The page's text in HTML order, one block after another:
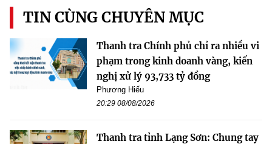
TIN CÙNG CHUYÊN MỤC
Thanh tra Chính phủ chỉ ra nhiều vi
phạm trong kinh doanh vàng, kiến
nghị xử lý 93,733 tỷ đồng
Phương Hiếu
20:29 08/08/2026
Thanh tra tỉnh Lạng Sơn: Chung tay